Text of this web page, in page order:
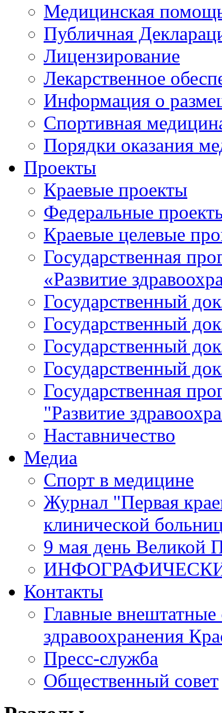
Медицинская
Публичная
Лицензирование
Лекарственное
Информация о
Спортивная
Порядки оказания
Проекты
Краевые проекты
Федеральные
Краевые целевые
Государственная
«Развитие
Государственный
Государственный
Государственный
Государственный
Государственная
"Развитие
Наставничество
Медиа
Спорт в медицине
Журнал "Первая
клинической
9 мая день Великой
Контакты
Главные внештатные
здравоохранения
Пресс-служба
Общественный совет